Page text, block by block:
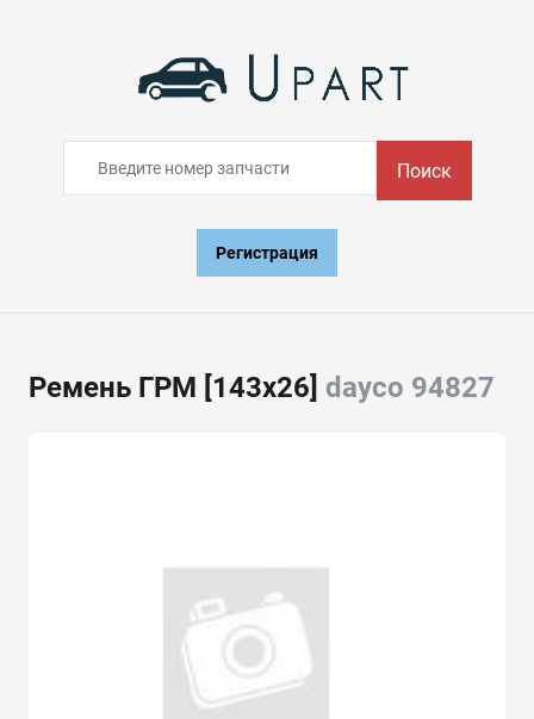
Поиск
Регистрация
Ремень ГРМ [143x26] dayco 94827